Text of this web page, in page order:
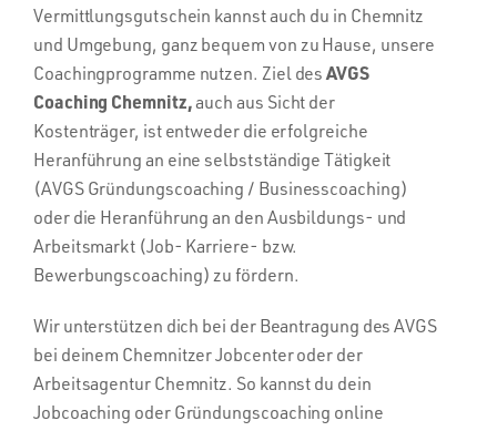
Vermittlungsgutschein kannst auch du in Chemnitz
und Umgebung, ganz bequem von zu Hause, unsere
Coachingprogramme nutzen. Ziel desAVGS
Coaching Chemnitz,auch aus Sicht der
Kostenträger, ist entweder die erfolgreiche
Heranführung an eine selbstständige Tätigkeit
(AVGS Gründungscoaching / Businesscoaching)
oder die Heranführung an den Ausbildungs- und
Arbeitsmarkt (Job- Karriere- bzw.
Bewerbungscoaching) zu fördern.
Wir unterstützen dich bei der Beantragung des AVGS
bei deinem Chemnitzer Jobcenter oder der
Arbeitsagentur Chemnitz. So kannst du dein
Jobcoaching oder Gründungscoaching online